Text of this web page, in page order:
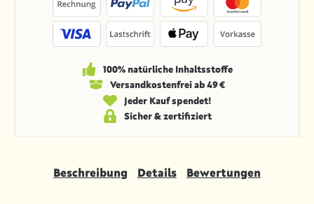
100% natürliche Inhaltsstoffe
Versandkosten­frei ab 49 €
Jeder Kauf spendet!
Sicher & zertifiziert
Beschreibung Details Bewertungen